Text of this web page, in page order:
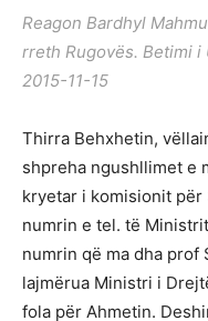
Reagon Bardhyl
rreth Rugovës. Betimi i
2015-11-15
Thirra Behxhetin,
shpreha ngushllimet e
kryetar i komisionit për
numrin e tel. të
numrin që ma dha prof
lajmërua Ministri i
fola për Ahmetin.